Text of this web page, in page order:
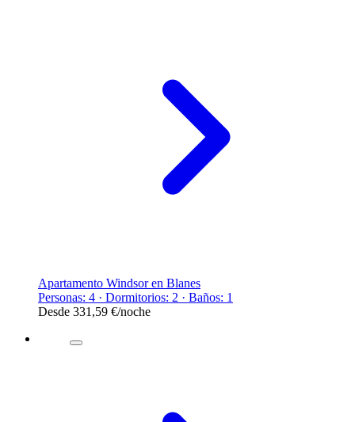
Apartamento Windsor en Blanes
Personas: 4 · Dormitorios: 2 · Baños: 1
Desde 331,59 €/noche